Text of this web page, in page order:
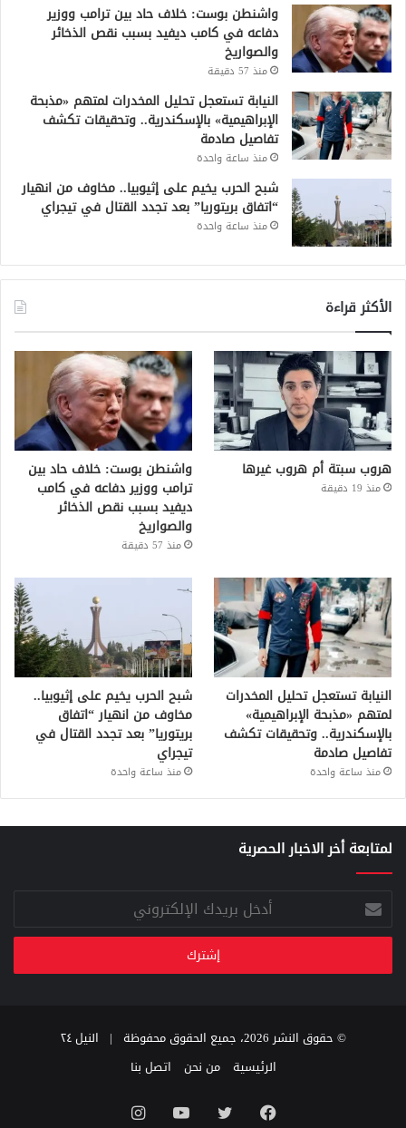
واشنطن بوست: خلاف حاد بين ترامب ووزير
دفاعه في كامب ديفيد بسبب نقص الذخائر
والصواريخ
منذ 57 دقيقة
النيابة تستعجل تحليل المخدرات لمتهم «مذبحة
الإبراهيمية» بالإسكندرية.. وتحقيقات تكشف
تفاصيل صادمة
منذ ساعة واحدة
شبح الحرب يخيم على إثيوبيا.. مخاوف من انهيار
“اتفاق بريتوريا” بعد تجدد القتال في تيجراي
منذ ساعة واحدة
الأكثر قراءة
هروب سبتة أم هروب غيرها
منذ 19 دقيقة
واشنطن بوست: خلاف حاد بين
ترامب ووزير دفاعه في كامب
ديفيد بسبب نقص الذخائر
والصواريخ
منذ 57 دقيقة
النيابة تستعجل تحليل المخدرات
لمتهم «مذبحة الإبراهيمية»
بالإسكندرية.. وتحقيقات تكشف
تفاصيل صادمة
منذ ساعة واحدة
شبح الحرب يخيم على إثيوبيا..
مخاوف من انهيار “اتفاق
بريتوريا” بعد تجدد القتال في
تيجراي
منذ ساعة واحدة
لمتابعة أخر الاخبار الحصرية
أدخل
بريدك
الإلكتروني
© حقوق النشر 2026، جميع الحقوق محفوظة |
النيل ٢٤
الرئيسية
من نحن اتصل بنا
فيسبوك تويتر يوتيوب